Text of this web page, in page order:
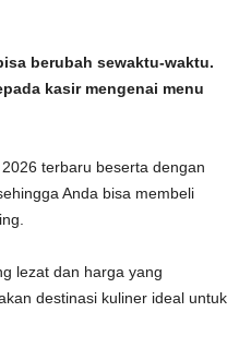
berubah sewaktu-waktu.
kasir mengenai menu
terbaru beserta dengan
Anda bisa membeli
lezat dan harga yang
destinasi kuliner ideal untuk